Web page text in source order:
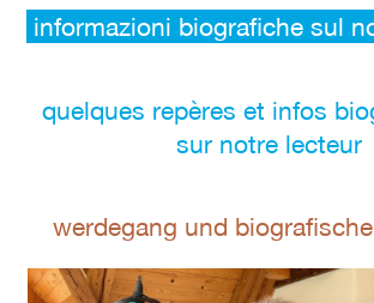
informazioni biografiche sul
quelques repères et infos
sur notre lecteur
werdegang und